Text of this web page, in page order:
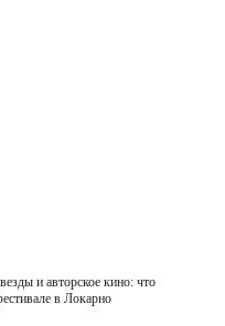
и авторское кино: что
в Локарно